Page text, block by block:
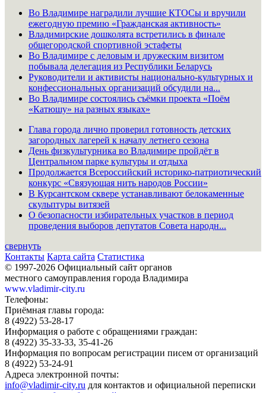
Во Владимире наградили лучшие КТОСы и вручили
ежегодную премию «Гражданская активность»
Владимирские дошколята встретились в финале
общегородской спортивной эстафеты
Во Владимире с деловым и дружеским визитом
побывала делегация из Республики Беларусь
Руководители и активисты национально-культурных и
конфессиональных организаций обсудили на...
Во Владимире состоялись съёмки проекта «Поём
«Катюшу» на разных языках»
Глава города лично проверил готовность детских
загородных лагерей к началу летнего сезона
День физкультурника во Владимире пройдёт в
Центральном парке культуры и отдыха
Продолжается Всероссийский историко-патриотический
конкурс «Связующая нить народов России»
В Курсантском сквере устанавливают белокаменные
скульптуры витязей
О безопасности избирательных участков в период
проведения выборов депутатов Совета народн...
свернуть
Контакты Карта сайта Статистика
© 1997-2026 Официальный сайт органов
местного самоуправления города Владимира
www.vladimir-city.ru
Телефоны:
Приёмная главы города:
8 (4922) 53-28-17
Информация о работе с обращениями граждан:
8 (4922) 35-33-33, 35-41-26
Информация по вопросам регистрации писем от организаций
8 (4922) 53-24-91
Адреса электронной почты:
info@vladimir-city.ru для контактов и официальной переписки